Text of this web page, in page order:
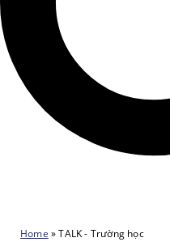
Home »TALK - Trường học